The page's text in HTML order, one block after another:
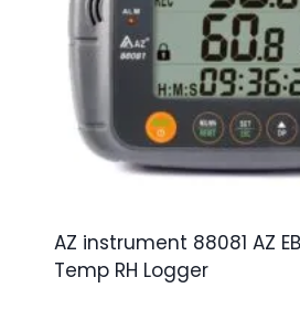
AZ instrument 88081 AZ
Temp RH Logger